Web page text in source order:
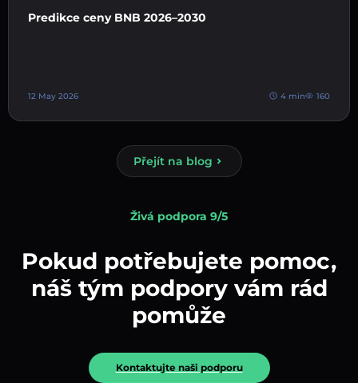
Predikce ceny BNB 2026–2030
12 May 2026 4 min 160
Přejít na blog
Živá podpora 9/5
Pokud potřebujete pomoc,
náš tým podpory vám rád
pomůže
Kontaktujte naši podporu